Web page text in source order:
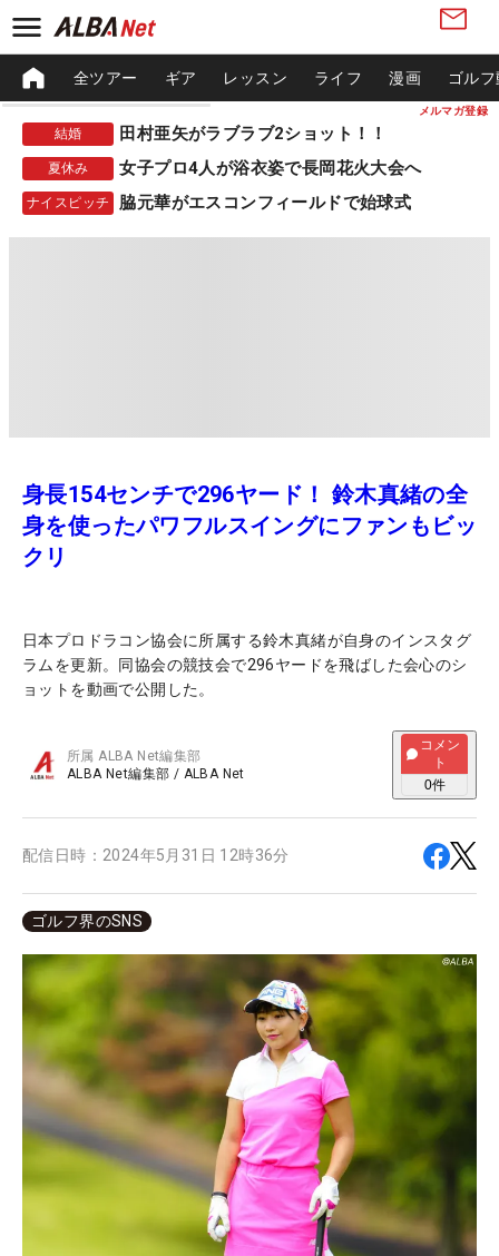
メルマガ登録
全ツアー ギア レッスン ライフ 漫画 ゴル
結婚 田村亜矢がラブラブ2ショット！！
夏休み 女子プロ4人が浴衣姿で長岡花火大会へ
ナイスピッチ 脇元華がエスコンフィールドで始球式
身長154センチで296ヤード！ 鈴木真緒の全
身を使ったパワフルスイングにファンもビッ
クリ
日本プロドラコン協会に所属する鈴木真緒が自身のインスタグ
ラムを更新。同協会の競技会で296ヤードを飛ばした会心のシ
ョットを動画で公開した。
所属ALBA Net編集部
ALBA Net編集部 / ALBA Net
コメン
ト
0件
配信日時： 2024年5月31日 12時36分
ゴルフ界のSNS